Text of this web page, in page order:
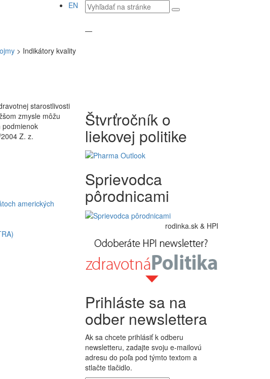
EN
Vyhľadávaný
text
—
> Indikátory kvality
starostlivosti
zmysle môžu
podmienok
Z. z.
amerických
Štvrťročník o
liekovej politike
Sprievodca
pôrodnicami
rodinka.sk & HPI
Prihláste sa na
odber newslettera
Ak sa chcete prihlásiť k odberu
newsletteru, zadajte svoju e-mailovú
adresu do poľa pod týmto textom a
stlačte tlačidlo.